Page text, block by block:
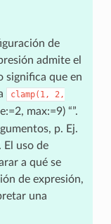
de
admite el
significa que en
clamp(1,
2,
max:=9) “”.
p. Ej.
El uso de
a qué se
de expresión,
una